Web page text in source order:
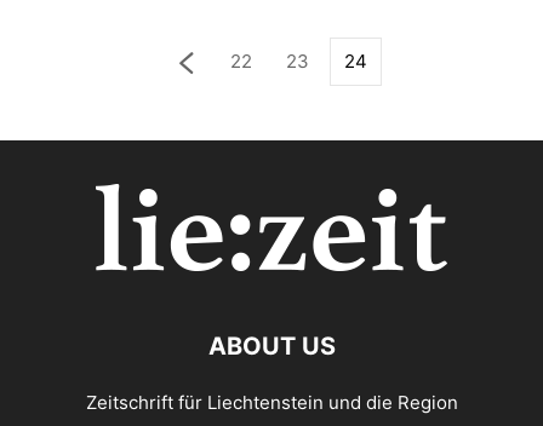
22 23 24
ABOUT US
Zeitschrift für Liechtenstein und die Region